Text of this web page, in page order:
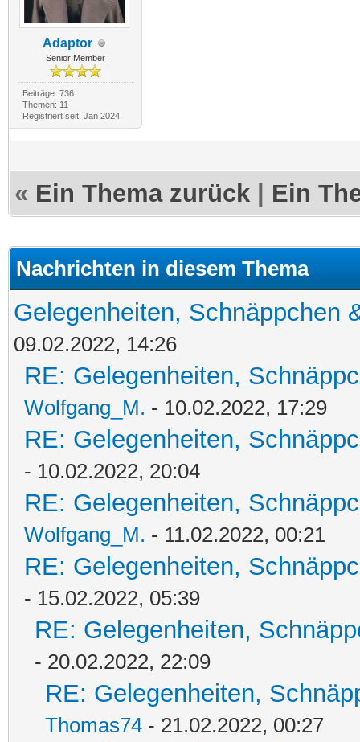
Adaptor
Senior Member
Beiträge: 736
Themen: 11
Registriert seit: Jan 2024
« Ein Thema zurück Ein
Nachrichten in diesem Thema
Gelegenheiten, Schnäppchen
09.02.2022, 14:26
RE: Gelegenheiten,
Wolfgang_M. - 10.02.2022, 17:29
RE: Gelegenheiten,
- 10.02.2022, 20:04
RE: Gelegenheiten,
Wolfgang_M. - 11.02.2022, 00:21
RE: Gelegenheiten,
- 15.02.2022, 05:39
RE: Gelegenheiten,
- 20.02.2022, 22:09
RE: Gelegenheiten,
Thomas74 - 21.02.2022, 00:27